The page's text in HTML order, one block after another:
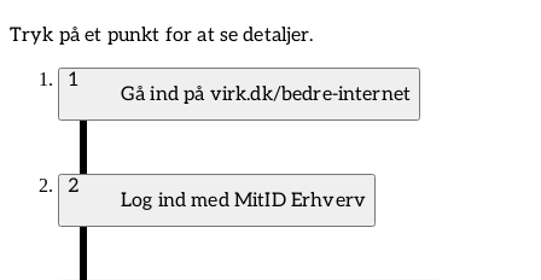
Tryk på et punkt for at se detaljer.
1
Gå ind på virk.dk/bedre-internet
2
Log ind med MitID Erhverv